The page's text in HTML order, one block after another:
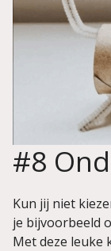
#8
Kun jij niet
je bijvoorbeeld
Met deze leuke